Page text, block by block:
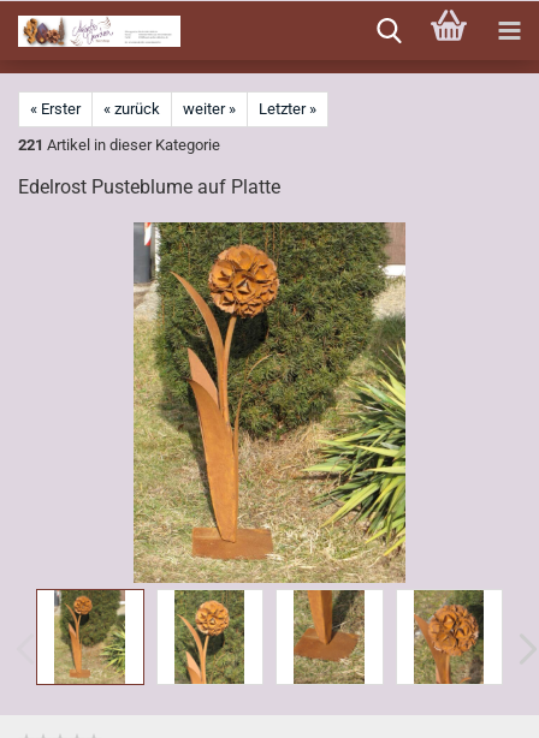
zum
Hauptinhalt
« Erster « zurück weiter »
Letzter »
221 Artikel in dieser Kategorie
Edelrost Pusteblume auf Platte